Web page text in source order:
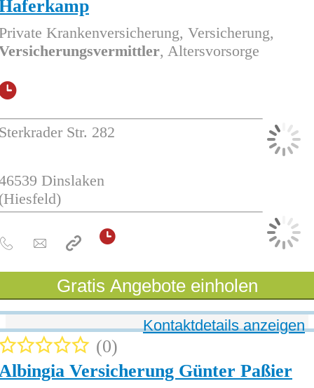
Krankenversicherung, Versicherung,
, Altersvorsorge
Str. 282
Dinslaken
Gratis Angebote einholen
Versicherung Günter Paßier
0
Kontaktdetails anzeigen